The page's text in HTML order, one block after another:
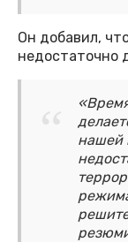
Он добавил,
недостаточно
нашей